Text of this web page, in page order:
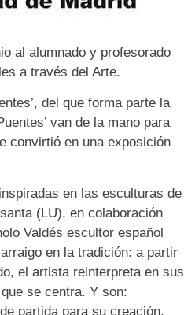
al alumnado y profesorado
a través del Arte.
del que forma parte la
van de la mano para
convirtió en una exposición
en las esculturas de
(LU), en colaboración
Valdés escultor español
en la tradición: a partir
el artista reinterpreta en sus
se centra. Y son:
partida para su creación,